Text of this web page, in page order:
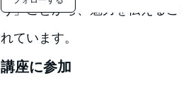
う」ことから、魅力を伝える
れています。
講座に参加